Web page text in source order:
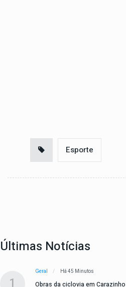
Esporte
Últimas Notícias
1
Geral Há 45 Minutos
Obras da ciclovia em